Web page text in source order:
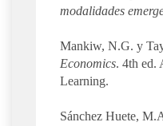
modalidades
Mankiw, N.G. y
Economics. 4th ed.
Learning.
Sánchez Huete,